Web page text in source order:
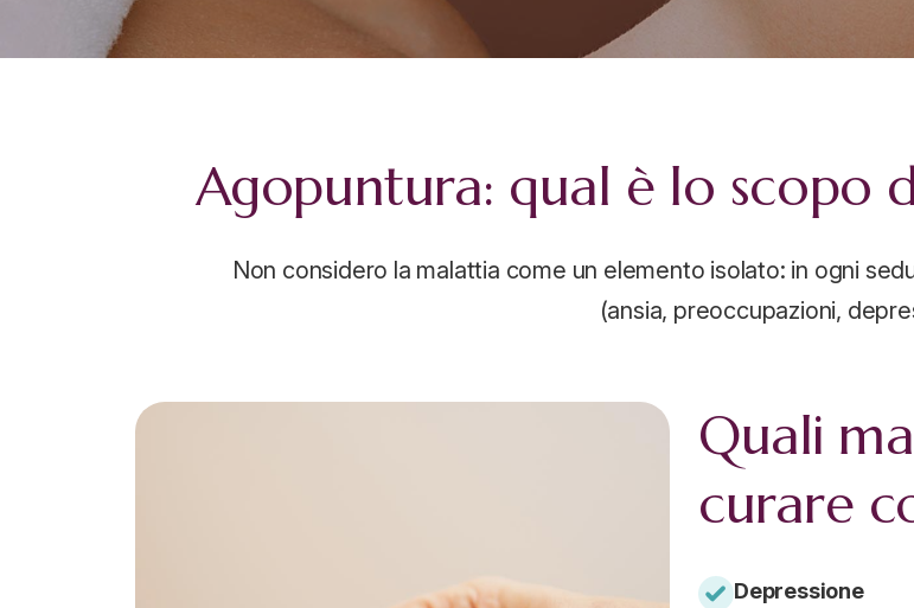
Agopuntura: qual è lo scopo
Non considero la malattia come un elemento isolato: in ogni
(ansia, preoccupazioni,
Quali
curare
Depressione